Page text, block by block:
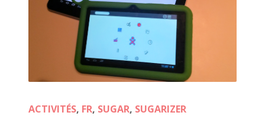
ACTIVITÉS, FR, SUGAR, SUGARIZER